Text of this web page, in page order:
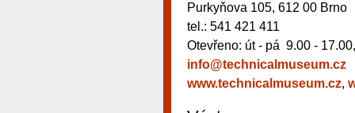
Purkyňova 105, 612 00 Brno
tel.: 541 421 411
Otevřeno: út - pá 9.00 -
info@technicalmuseum.cz
www.technicalmuseum.cz,
návštěvníky, tak pro příležitostné